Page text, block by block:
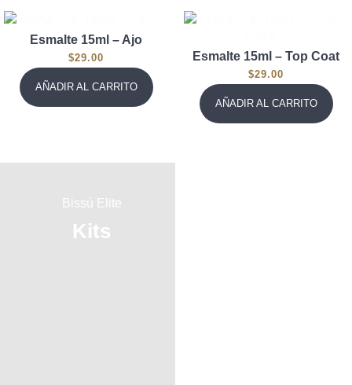
Esmalte 15ml – Ajo
$29.00
AÑADIR AL CARRITO
Esmalte 15ml – Top Coat
$29.00
AÑADIR AL CARRITO
Bissú Elite
Kits